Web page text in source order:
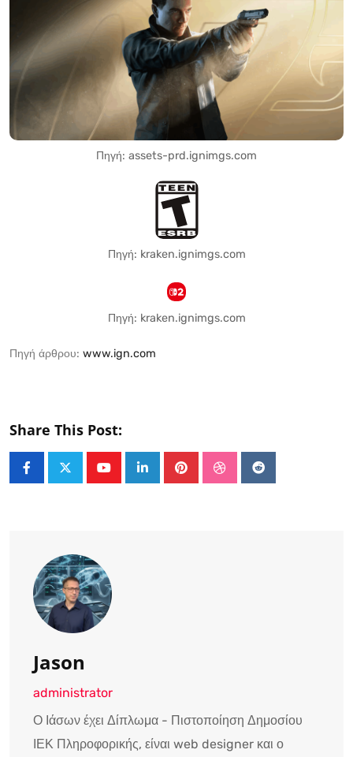
Πηγή: assets-prd.ignimgs.com
Πηγή: kraken.ignimgs.com
Πηγή: kraken.ignimgs.com
Πηγή άρθρου: www.ign.com
Share This Post:
LinkedInPinterestStumbleUpon
Reddit
Jason
administrator
Ο Ιάσων έχει Δίπλωμα - Πιστοποίηση Δημοσίου
ΙΕΚ Πληροφορικής, είναι web designer και ο